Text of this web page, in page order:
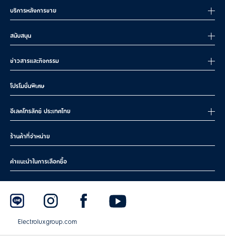
บริการหลังการขาย
สนับสนุน
ข่าวสารและกิจกรรม
โปรโมชั่นพิเศษ
อีเลคโทรลักซ์ ประเทศไทย
ร้านค้าที่จำหน่าย
คำแนะนำในการเลือกซื้อ
Electroluxgroup.com